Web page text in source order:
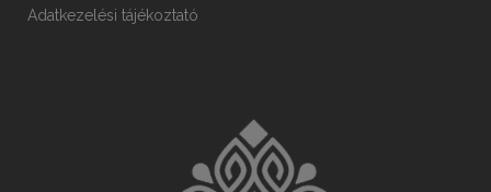
Adatkezelési tájékoztató